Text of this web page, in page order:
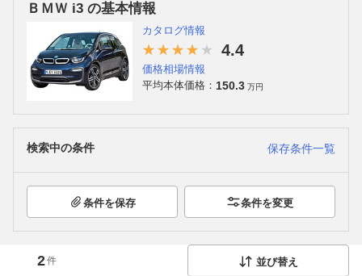
ＢＭＷ i3 の基本情報
カタログ情報
4.4
価格相場情報
平均本体価格： 150.3 万円
検索中の条件 保存条件一覧
条件を保存 条件を変更
2件 並び替え